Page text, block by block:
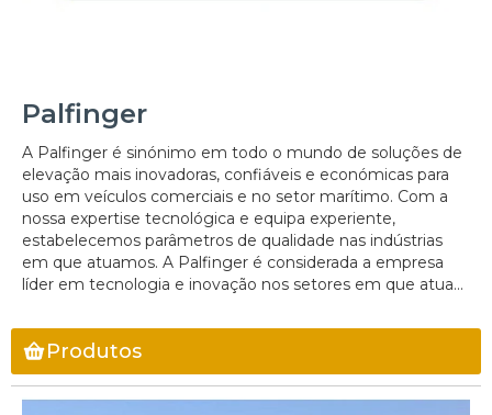
Palfinger
A Palfinger é sinónimo em todo o mundo de soluções de
elevação mais inovadoras, confiáveis e económicas para
uso em veículos comerciais e no setor marítimo. Com a
nossa expertise tecnológica e equipa experiente,
estabelecemos parâmetros de qualidade nas indústrias
em que atuamos. A Palfinger é considerada a empresa
líder em tecnologia e inovação nos setores em que atua...
Produtos